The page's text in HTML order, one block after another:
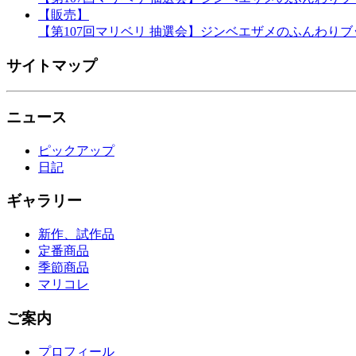
【販売】
【第107回マリベリ 抽選会】ジンベエザメのふんわり
サイトマップ
ニュース
ピックアップ
日記
ギャラリー
新作、試作品
定番商品
季節商品
マリコレ
ご案内
プロフィール